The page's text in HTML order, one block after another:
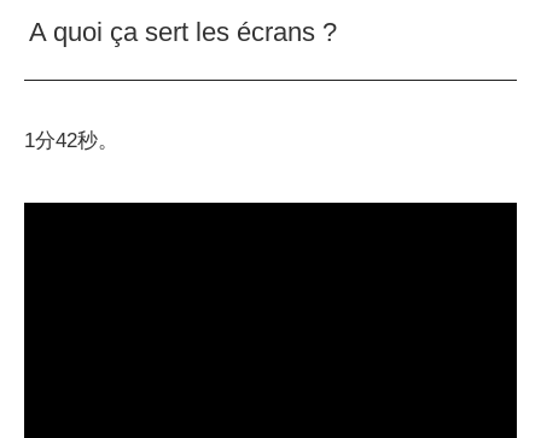
A quoi ça sert les écrans ?
1分42秒。